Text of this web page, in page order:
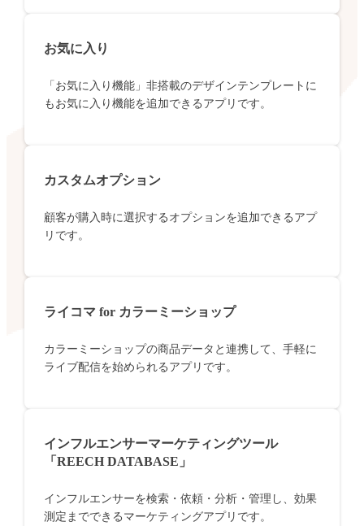
お気に入り
「お気に入り機能」非搭載のデザインテンプレートに
もお気に入り機能を追加できるアプリです。
カスタムオプション
顧客が購入時に選択するオプションを追加できるアプ
リです。
ライコマ for カラーミーショップ
カラーミーショップの商品データと連携して、手軽に
ライブ配信を始められるアプリです。
インフルエンサーマーケティングツール
「REECH DATABASE」
インフルエンサーを検索・依頼・分析・管理し、効果
測定までできるマーケティングアプリです。